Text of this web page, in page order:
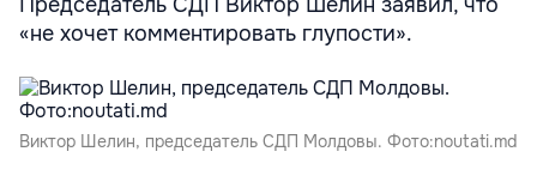
«не хочет комментировать глупости».
Виктор Шелин, председатель СДП Молдовы. Фото:noutati.md